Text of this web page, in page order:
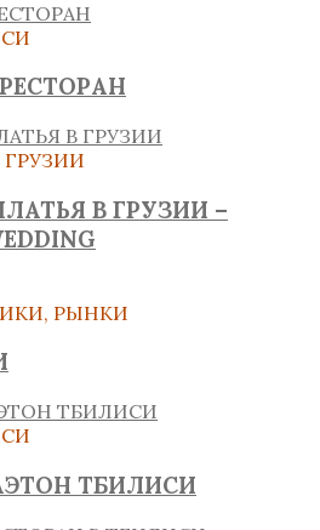
РЕСТОРАН
ГРУЗИИ
В ГРУЗИИ –
РЫНКИ
ТБИЛИСИ